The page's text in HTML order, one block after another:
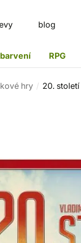
blog
RPG
hry 20. století